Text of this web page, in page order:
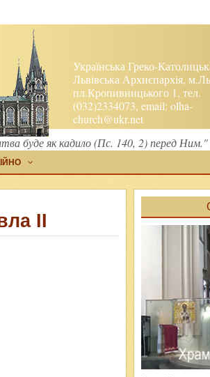
Українська Греко-
Львівська Архиєпархія,
пл.Кропивницького 1, тел.
(032)2334073, email:olha-
church@ukr.net
буде як кадило (Пс. 140, 2) перед
II